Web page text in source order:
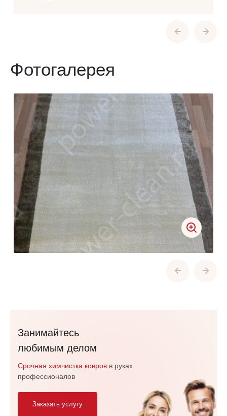
Фотогалерея
Занимайтесь
любимым делом
Срочная химчистка ковров в руках
профессионалов
Заказать услугу